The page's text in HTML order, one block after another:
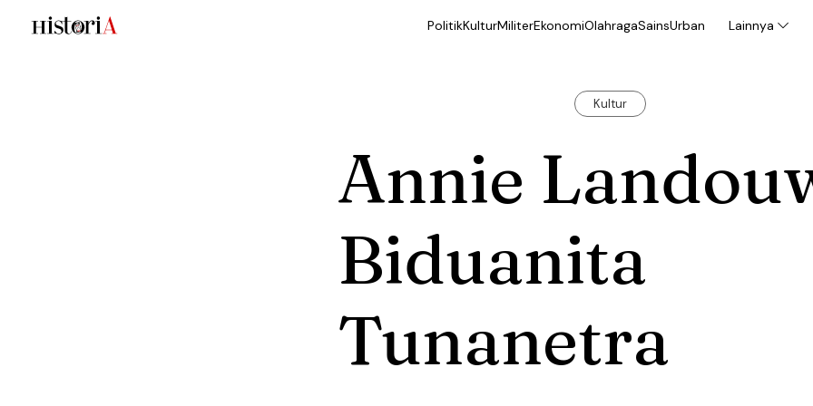
PolitikKulturMiliterEkonomiOlahragaSainsUrban Lainnya
Kultur
Annie
Biduanita
Tunanetra